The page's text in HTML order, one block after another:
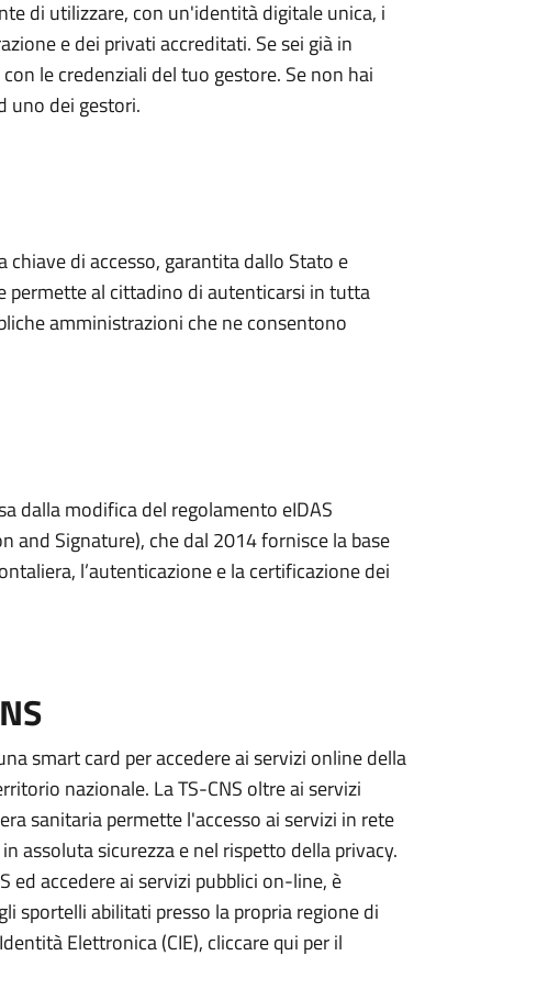
di utilizzare, con un'identità digitale unica, i
e dei privati accreditati. Se sei già in
le credenziali del tuo gestore. Se non hai
uno dei gestori.
chiave di accesso, garantita dallo Stato e
permette al cittadino di autenticarsi in tutta
amministrazioni che ne consentono
dalla modifica del regolamento eIDAS
Signature), che dal 2014 fornisce la base
l’autenticazione e la certificazione dei
smart card per accedere ai servizi online della
nazionale. La TS-CNS oltre ai servizi
sanitaria permette l'accesso ai servizi in rete
assoluta sicurezza e nel rispetto della privacy.
ed accedere ai servizi pubblici on-line, è
sportelli abilitati presso la propria regione di
Elettronica (CIE), cliccare qui per il